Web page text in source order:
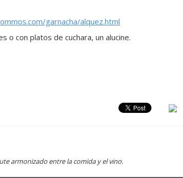
garnacha/alquez.html
o con platos de cuchara, un alucine.
armonizado entre la comida y el vino.